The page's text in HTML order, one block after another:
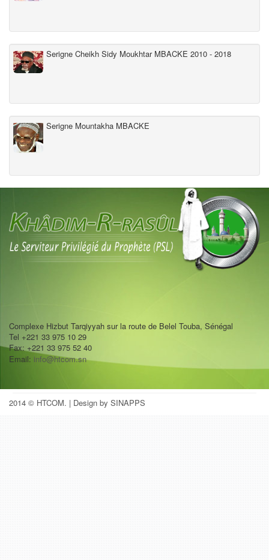
Serigne Cheikh Sidy Moukhtar MBACKE 2010 - 2018
Serigne Mountakha MBACKE
Complexe Hizbut Tarqiyyah sur la route de Belel Touba, Sénégal
Tel +221 33 975 10 29
Fax: +221 33 975 52 40
Email: info@htcom.sn
2014 © HTCOM. | Design by SINAPPS